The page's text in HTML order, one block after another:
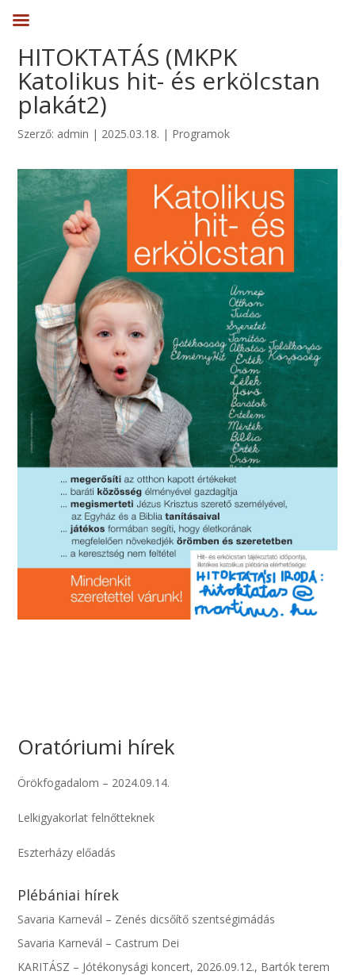
HITOKTATÁS (MKPK
Katolikus hit- és erkölcstan
plakát2)
Szerző: admin | 2025.03.18. | Programok
Oratóriumi hírek
Örökfogadalom – 2024.09.14.
Lelkigyakorlat felnőtteknek
Eszterházy előadás
Plébániai hírek
Savaria Karnevál – Zenés dicsőítő szentségimádás
Savaria Karnevál – Castrum Dei
KARITÁSZ – Jótékonysági koncert, 2026.09.12., Bartók terem